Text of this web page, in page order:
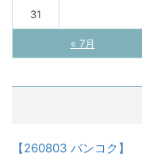
« 7月
31
【260803 バンコク】